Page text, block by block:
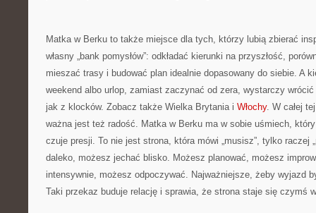
Matka w Berku to także miejsce dla tych, którzy lubią zbierać
własny „bank pomysłów”: odkładać kierunki na przyszłość,
mieszać trasy i budować plan idealnie dopasowany do siebie. A
weekend albo urlop, zamiast zaczynać od zera, wystarczy
jak z klocków. Zobacz także Wielka Brytania i Włochy. W całej
ważna jest też radość. Matka w Berku ma w sobie uśmiech,
czuje presji. To nie jest strona, która mówi „musisz”, tylko raczej
daleko, możesz jechać blisko. Możesz planować, możesz
intensywnie, możesz odpoczywać. Najważniejsze, żeby wyjazd
Taki przekaz buduje relację i sprawia, że strona staje się czymś